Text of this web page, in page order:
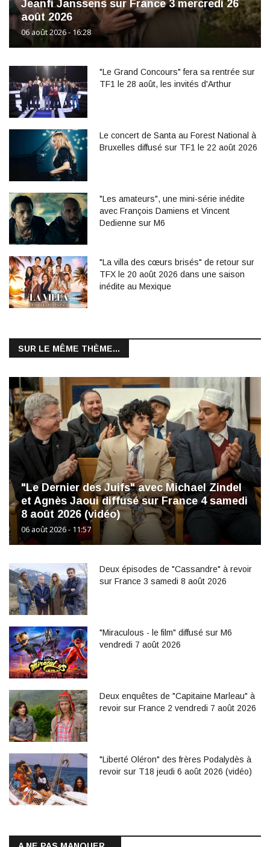
Jeanfi Janssens sur France 3 mercredi 26
août 2026
06 août 2026 - 16:28
"Le Grand Concours" fera sa rentrée sur
TF1 le 28 août, les invités d'Arthur
Le concert de Santa au Forest National à
Bruxelles diffusé sur TF1 le 22 août 2026
"Les amateurs", une mini-série inédite
avec François Damiens et Vincent
Dedienne sur M6
"La villa des cœurs brisés" de retour sur
TFX le 20 août 2026 dans une saison
inédite au Mexique
SUR LE MÊME THÈME...
"Le Dernier des Juifs" avec Michael Zindel
et Agnès Jaoui diffusé sur France 4 samedi
8 août 2026 (vidéo)
06 août 2026 - 11:57
Deux épisodes de "Cassandre" à revoir
sur France 3 samedi 8 août 2026
"Miraculous - le film" diffusé sur M6
vendredi 7 août 2026
Deux enquêtes de "Capitaine Marleau" à
revoir sur France 2 vendredi 7 août 2026
"Liberté Oléron" des frères Podalydès à
revoir sur T18 jeudi 6 août 2026 (vidéo)